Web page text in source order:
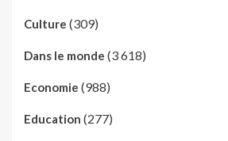
Culture (309)
Dans le monde (3 618)
Economie (988)
Education (277)